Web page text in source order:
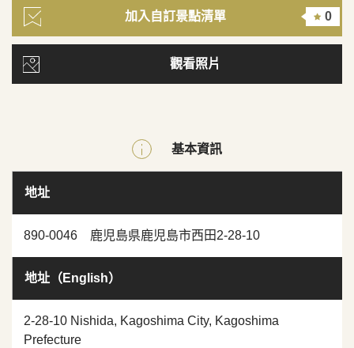
加入自訂景點清單 0
觀看照片
基本資訊
地址
890-0046 鹿児島県鹿児島市西田2-28-10
地址（English）
2-28-10 Nishida, Kagoshima City, Kagoshima
Prefecture